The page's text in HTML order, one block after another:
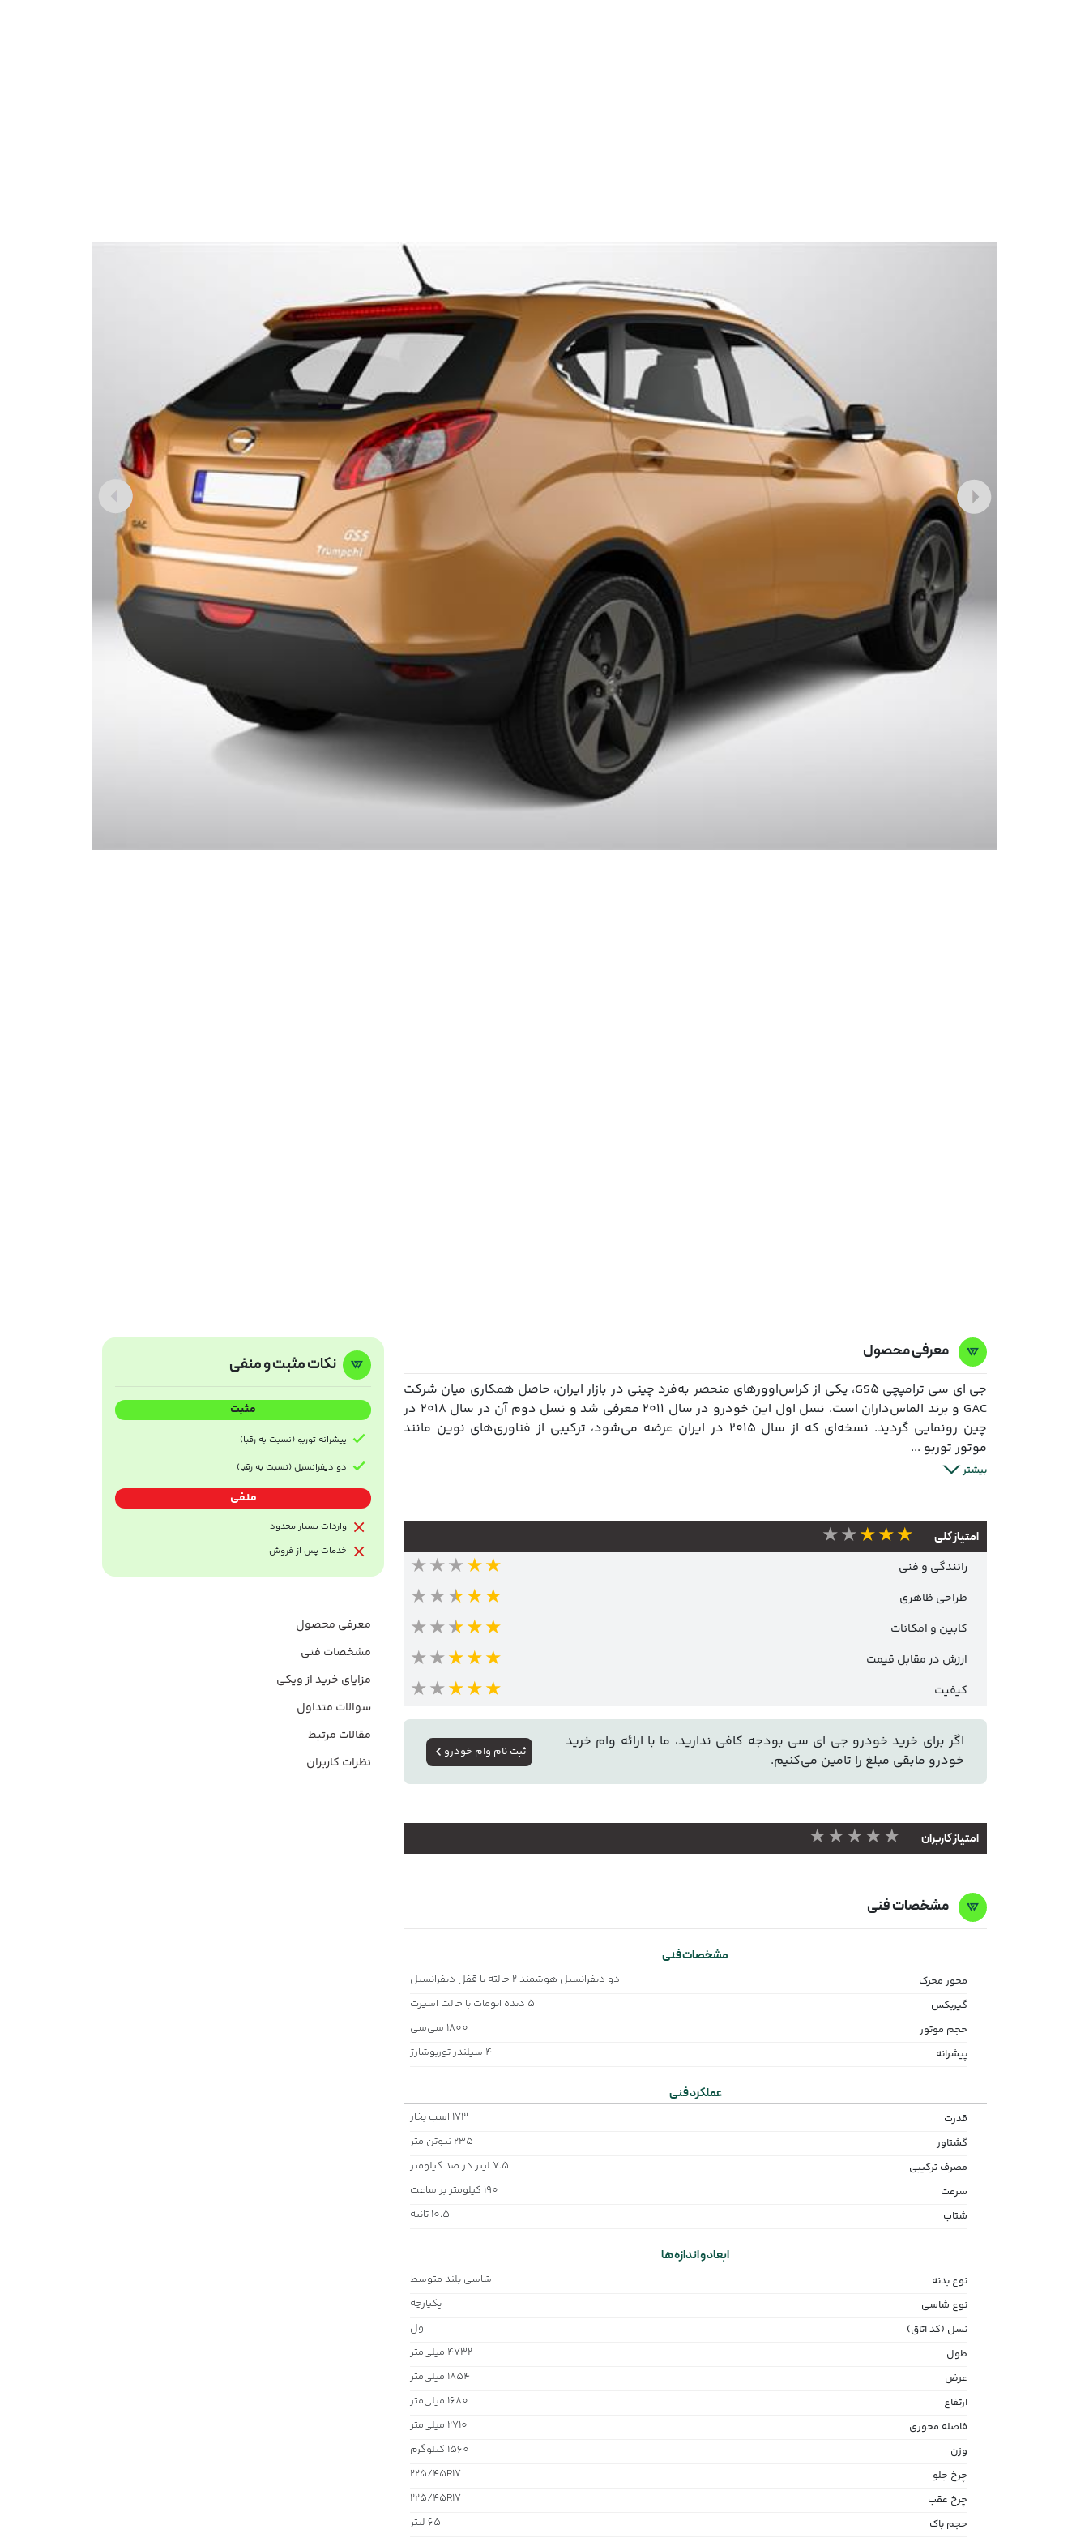
نکات مثبت و منفی
مثبت
پیشرانه توربو (نسبت به رقبا)
دو دیفرانسیل (نسبت به رقبا)
منفی
واردات بسیار محدود
خدمات پس از فروش
معرفی محصول
مشخصات فنی
مزایای خرید از ویکی
سوالات متداول
مقالات مرتبط
نظرات کاربران
معرفی محصول
جی ای سی ترامپچی GS5، یکی از کراس‌اوورهای منحصر به‌فرد چینی در بازار ایران، حاصل همکاری میان شرکت
GAC و برند الماس‌داران است. نسل اول این خودرو در سال ۲۰۱۱ معرفی شد و نسل دوم آن در سال ۲۰۱۸ در
چین رونمایی گردید. نسخه‌ای که از سال ۲۰۱۵ در ایران عرضه می‌شود، ترکیبی از فناوری‌های نوین مانند
موتور توربو ...
بیشتر
امتیاز کلی ★★★★★
رانندگی و فنی ★★★★★
طراحی ظاهری ★★★★★
کابین و امکانات ★★★★★
ارزش در مقابل قیمت ★★★★★
کیفیت ★★★★★
اگر برای خرید خودرو جی ای سی بودجه کافی ندارید، ما با ارائه وام خرید
خودرو مابقی مبلغ را تامین می‌کنیم.
ثبت نام وام خودرو
امتیاز کاربران ★★★★★
مشخصات فنی
مشخصات فنی
محور محرک
دو دیفرانسیل هوشمند 2 حالته با قفل دیفرانسیل
گیربکس
5 دنده اتومات با حالت اسپرت
حجم موتور
1800 سی‌سی
پیشرانه
4 سیلندر توربوشارژ
عملکرد فنی
قدرت
173 اسب بخار
گشتاور
235 نیوتن متر
مصرف ترکیبی
7.5 لیتر در صد کیلومتر
سرعت
190 کیلومتر بر ساعت
شتاب
10.5 ثانیه
ابعاد و اندازه ها
نوع بدنه
شاسی بلند متوسط
نوع شاسی
یکپارچه
نسل (کد اتاق)
اول
طول
4732 میلی‌متر
عرض
1854 میلی‌متر
ارتفاع
1680 میلی‌متر
فاصله محوری
2710 میلی‌متر
وزن
1560 کیلوگرم
چرخ جلو
225/45R17
چرخ عقب
225/45R17
حجم باک
65 لیتر